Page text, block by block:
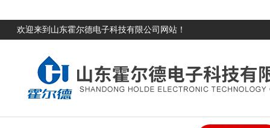
欢迎来到山东霍尔德电子科技有限公司网站！